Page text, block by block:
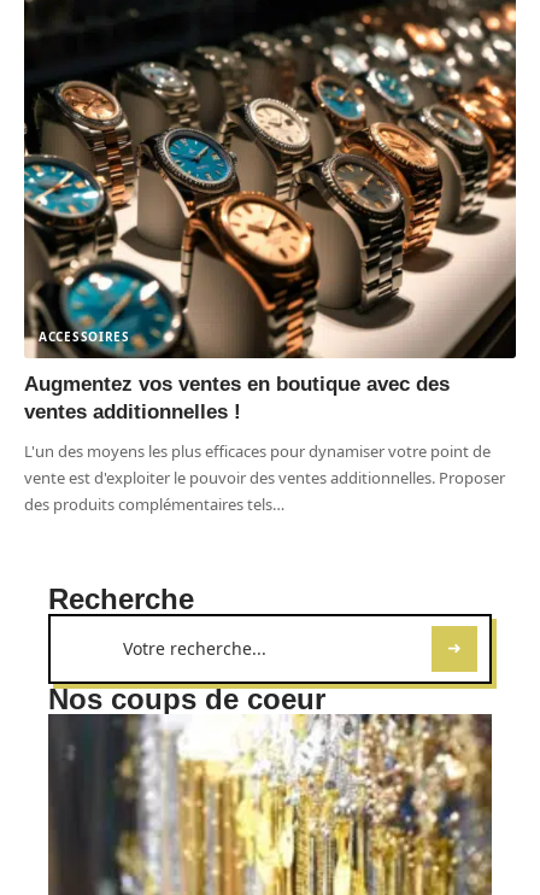
ACCESSOIRES
Augmentez vos ventes en boutique avec des
ventes additionnelles !
L'un des moyens les plus efficaces pour dynamiser votre point de
vente est d'exploiter le pouvoir des ventes additionnelles. Proposer
des produits complémentaires tels…
Recherche
Nos coups de coeur